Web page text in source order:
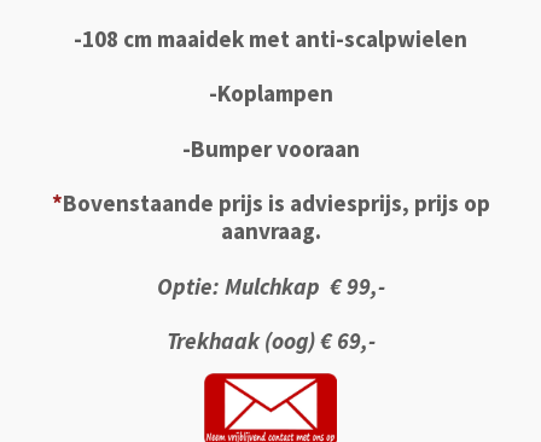
-108 cm maaidek met anti-scalpwielen
-Koplampen
-Bumper vooraan
*Bovenstaande prijs is adviesprijs, prijs op
aanvraag.
Optie: Mulchkap € 99,-
Trekhaak (oog) € 69,-